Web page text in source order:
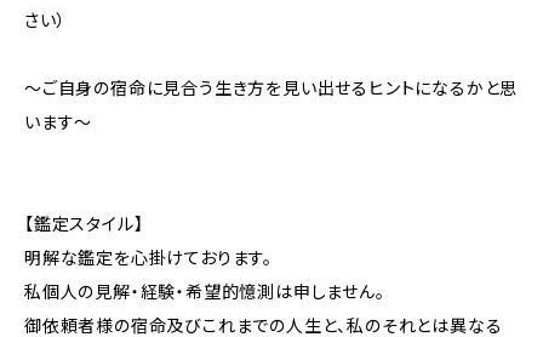
さい）
～ご自身の宿命に見合う生き方を見い出せるヒントになるかと思
います～
【鑑定スタイル】
明解な鑑定を心掛けております。
私個人の見解・経験・希望的憶測は申しません。
御依頼者様の宿命及びこれまでの人生と、私のそれとは異なる